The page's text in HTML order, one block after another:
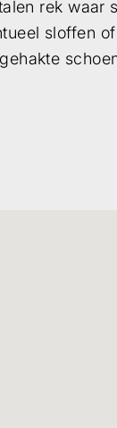
rek waar
sloffen